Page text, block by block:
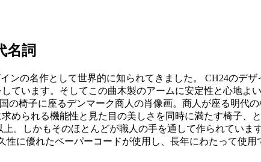
名詞
ンの名作として世界的に知られてきました。 CH24のデ
ています。そしてこの曲木製のアームに安定性と心地よ
椅子に座るデンマーク商人の肖像画。商人が座る明代
められる機能性と見た目の美しさを同時に満たす椅子、
。しかもそのほとんどが職人の手を通して作られてい
に優れたペーパーコードが使用し、長年にわたって使用